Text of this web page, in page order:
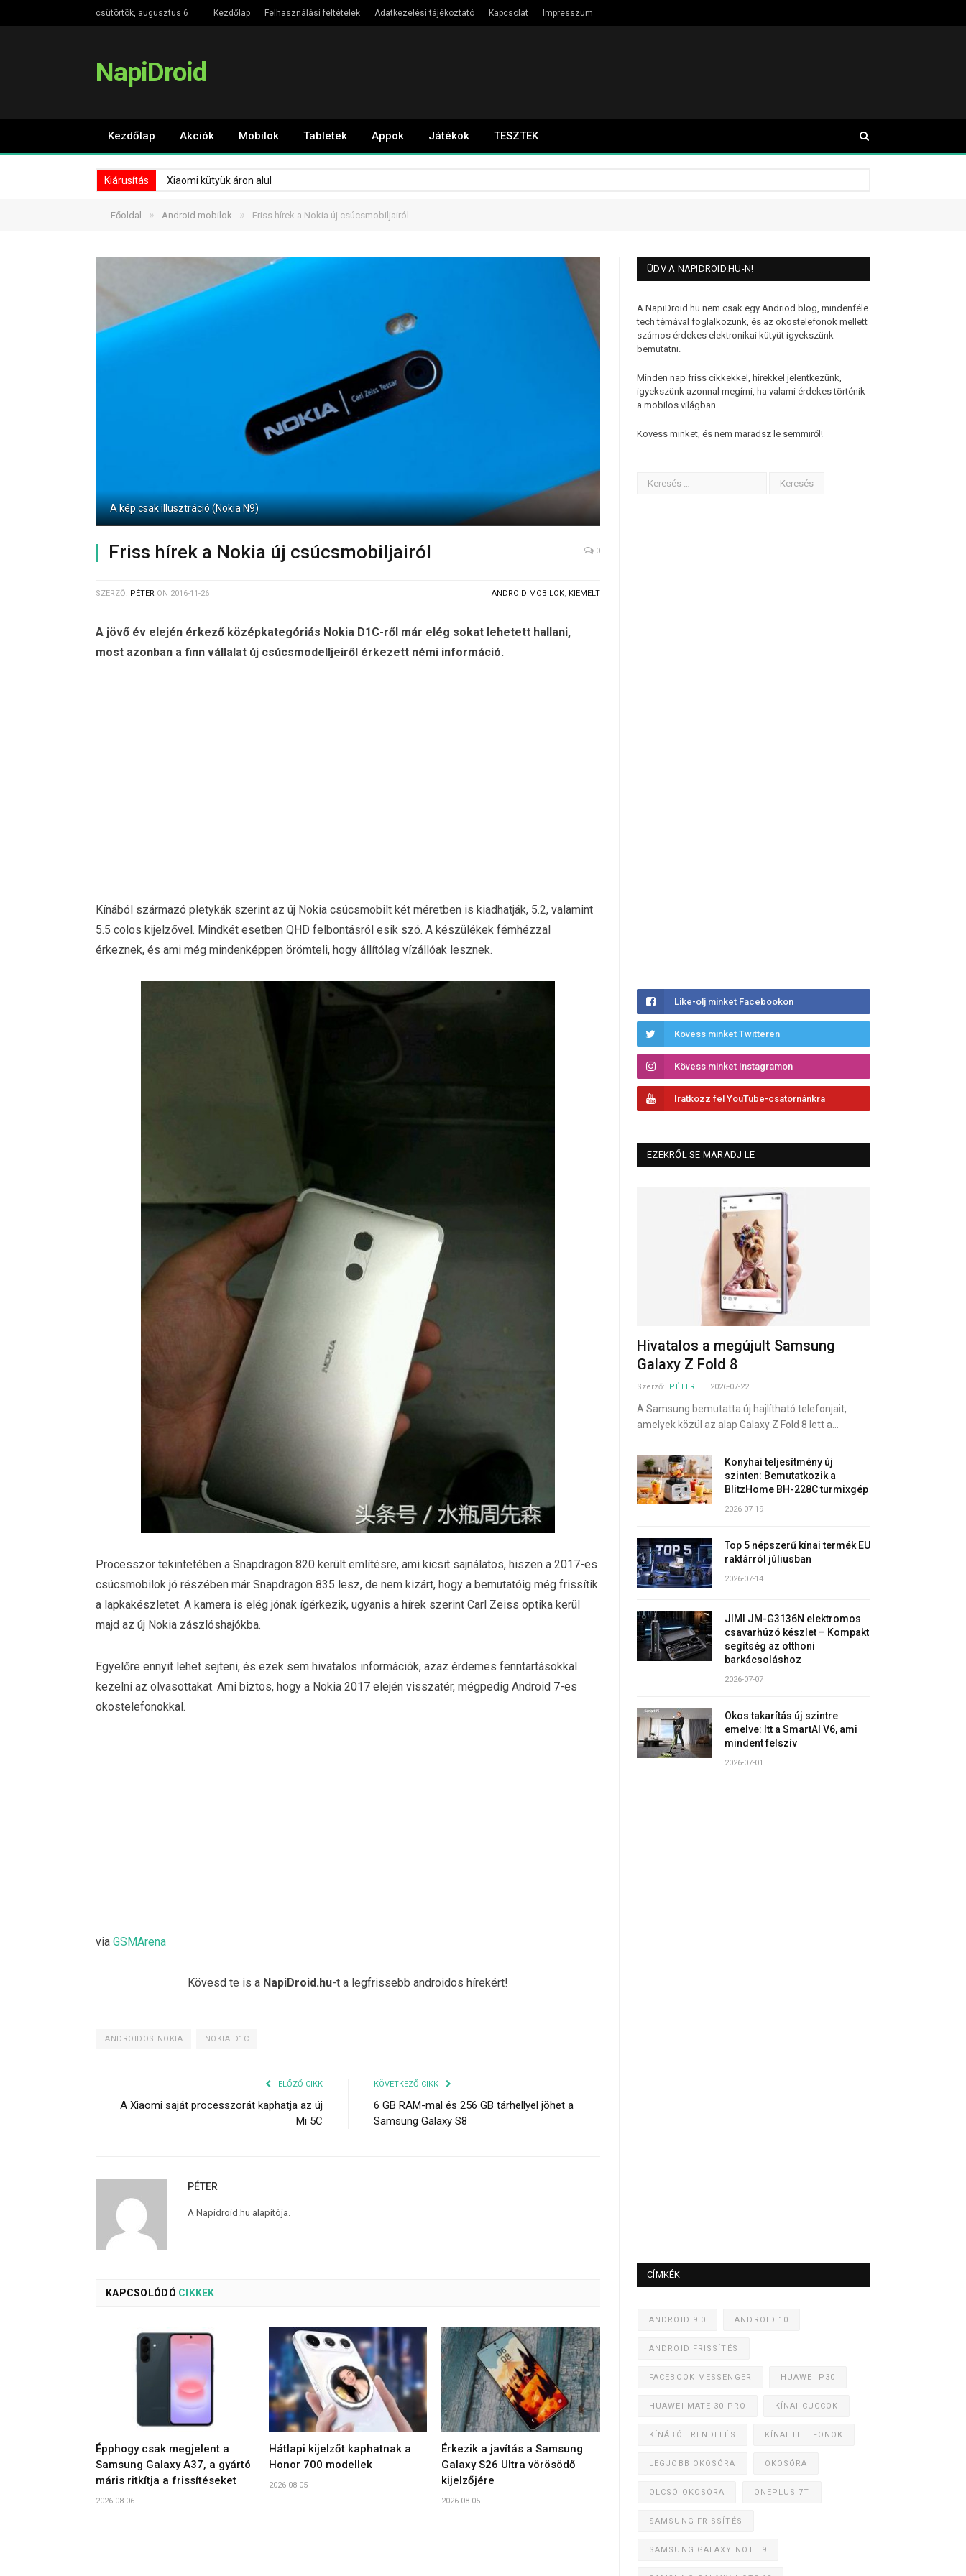
csütörtök, augusztus 6 Kezdőlap Felhasználási feltételek Adatkezelési tájékoztató Kapcsolat Impresszum
NapiDroid
Kezdőlap Akciók Mobilok Tabletek Appok Játékok TESZTEK
Kiárusítás Xiaomi kütyük áron alul
Főoldal » Android mobilok » Friss hírek a Nokia új csúcsmobiljairól
A kép csak illusztráció (Nokia N9)
Friss hírek a Nokia új csúcsmobiljairól 0
SZERZŐ: PÉTER ON 2016-11-26 ANDROID MOBILOK, KIEMELT
A jövő év elején érkező középkategóriás Nokia D1C-ről már elég sokat lehetett hallani,
most azonban a finn vállalat új csúcsmodelljeiről érkezett némi információ.
Kínából származó pletykák szerint az új Nokia csúcsmobilt két méretben is kiadhatják, 5.2, valamint
5.5 colos kijelzővel. Mindkét esetben QHD felbontásról esik szó. A készülékek fémhézzal
érkeznek, és ami még mindenképpen örömteli, hogy állítólag vízállóak lesznek.
Processzor tekintetében a Snapdragon 820 került említésre, ami kicsit sajnálatos, hiszen a 2017-es
csúcsmobilok jó részében már Snapdragon 835 lesz, de nem kizárt, hogy a bemutatóig még frissítik
a lapkakészletet. A kamera is elég jónak ígérkezik, ugyanis a hírek szerint Carl Zeiss optika kerül
majd az új Nokia zászlóshajókba.
Egyelőre ennyit lehet sejteni, és ezek sem hivatalos információk, azaz érdemes fenntartásokkal
kezelni az olvasottakat. Ami biztos, hogy a Nokia 2017 elején visszatér, mégpedig Android 7-es
okostelefonokkal.
via GSMArena
Kövesd te is a NapiDroid.hu-t a legfrissebb androidos hírekért!
ANDROIDOS NOKIA NOKIA D1C
ELŐZŐ CIKK
A Xiaomi saját processzorát kaphatja az új
Mi 5C
KÖVETKEZŐ CIKK
6 GB RAM-mal és 256 GB tárhellyel jöhet a
Samsung Galaxy S8
PÉTER
A Napidroid.hu alapítója.
KAPCSOLÓDÓ CIKKEK
Épphogy csak megjelent a
Samsung Galaxy A37, a gyártó
máris ritkítja a frissítéseket
2026-08-06
Hátlapi kijelzőt kaphatnak a
Honor 700 modellek
2026-08-05
Érkezik a javítás a Samsung
Galaxy S26 Ultra vörösödő
kijelzőjére
2026-08-05
ÜDV A NAPIDROID.HU-N!
A NapiDroid.hu nem csak egy Andriod blog, mindenféle
tech témával foglalkozunk, és az okostelefonok mellett
számos érdekes elektronikai kütyüt igyekszünk
bemutatni.
Minden nap friss cikkekkel, hírekkel jelentkezünk,
igyekszünk azonnal megírni, ha valami érdekes történik
a mobilos világban.
Kövess minket, és nem maradsz le semmiről!
Like-olj minket Facebookon
Kövess minket Twitteren
Kövess minket Instagramon
Iratkozz fel YouTube-csatornánkra
EZEKRŐL SE MARADJ LE
Hivatalos a megújult Samsung
Galaxy Z Fold 8
Szerző: PÉTER 2026-07-22
A Samsung bemutatta új hajlítható telefonjait,
amelyek közül az alap Galaxy Z Fold 8 lett a…
Konyhai teljesítmény új
szinten: Bemutatkozik a
BlitzHome BH-228C turmixgép
2026-07-19
Top 5 népszerű kínai termék EU
raktárról júliusban
2026-07-14
JIMI JM-G3136N elektromos
csavarhúzó készlet – Kompakt
segítség az otthoni
barkácsoláshoz
2026-07-07
Okos takarítás új szintre
emelve: Itt a SmartAI V6, ami
mindent felszív
2026-07-01
CÍMKÉK
ANDROID 9.0 ANDROID 10
ANDROID FRISSÍTÉS
FACEBOOK MESSENGER HUAWEI P30
HUAWEI MATE 30 PRO KÍNAI CUCCOK
KÍNÁBÓL RENDELÉS KÍNAI TELEFONOK
LEGJOBB OKOSÓRA OKOSÓRA
OLCSÓ OKOSÓRA ONEPLUS 7T
SAMSUNG FRISSÍTÉS
SAMSUNG GALAXY NOTE 9